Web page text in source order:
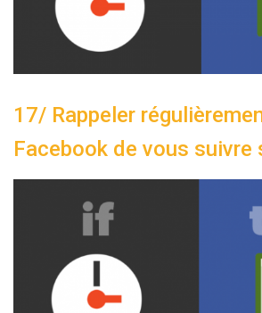
17/ Rappeler
Facebook de vous suivre